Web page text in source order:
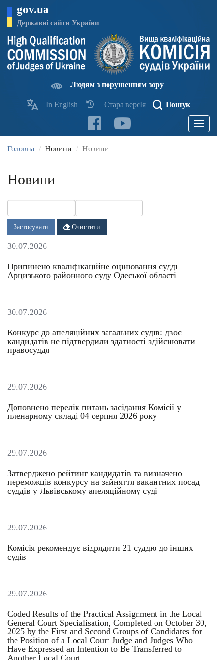
основного
матеріалу
gov.ua
Державні сайти України
Людям з порушенням зору
In English Стара версІя Пошук
Toggle
Головна Новини Новини
Новини
Дата Дата
Застосувати Очистити
30.07.2026
Припинено кваліфікаційне оцінювання судді
Арцизького районного суду Одеської області
30.07.2026
Конкурс до апеляційних загальних судів: двоє
кандидатів не підтвердили здатності здійснювати
правосуддя
29.07.2026
Доповнено перелік питань засідання Комісії у
пленарному складі 04 серпня 2026 року
29.07.2026
Затверджено рейтинг кандидатів та визначено
переможців конкурсу на зайняття вакантних посад
суддів у Львівському апеляційному суді
29.07.2026
Комісія рекомендує відрядити 21 суддю до інших
судів
29.07.2026
Coded Results of the Practical Assignment in the Local
General Court Specialisation, Completed on October 30,
2025 by the First and Second Groups of Candidates for
the Position of a Local Court Judge and Judges Who
Have Expressed an Intention to Be Transferred to
Another Local Court